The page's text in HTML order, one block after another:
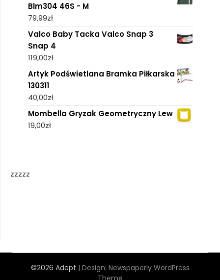
Blm304 46S - M
79,99zł
Valco Baby Tacka Valco Snap 3
Snap 4
119,00zł
Artyk Podświetlana Bramka Piłkarska
130311
40,00zł
Mombella Gryzak Geometryczny Lew
19,00zł
zzzzz
©2026 Adept | Design: Newspaperly WordPress
Theme